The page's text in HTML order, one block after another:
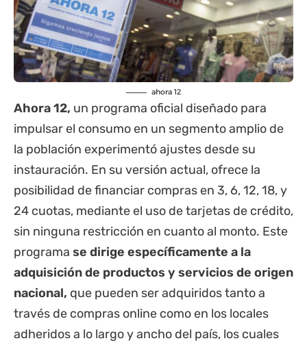
ahora 12
Ahora 12, un programa oficial diseñado para
impulsar el consumo en un segmento amplio de
la población experimentó ajustes desde su
instauración. En su versión actual, ofrece la
posibilidad de financiar compras en 3, 6, 12, 18, y
24 cuotas, mediante el uso de tarjetas de crédito,
sin ninguna restricción en cuanto al monto. Este
programa se dirige específicamente a la
adquisición de productos y servicios de origen
nacional, que pueden ser adquiridos tanto a
través de compras online como en los locales
adheridos a lo largo y ancho del país, los cuales